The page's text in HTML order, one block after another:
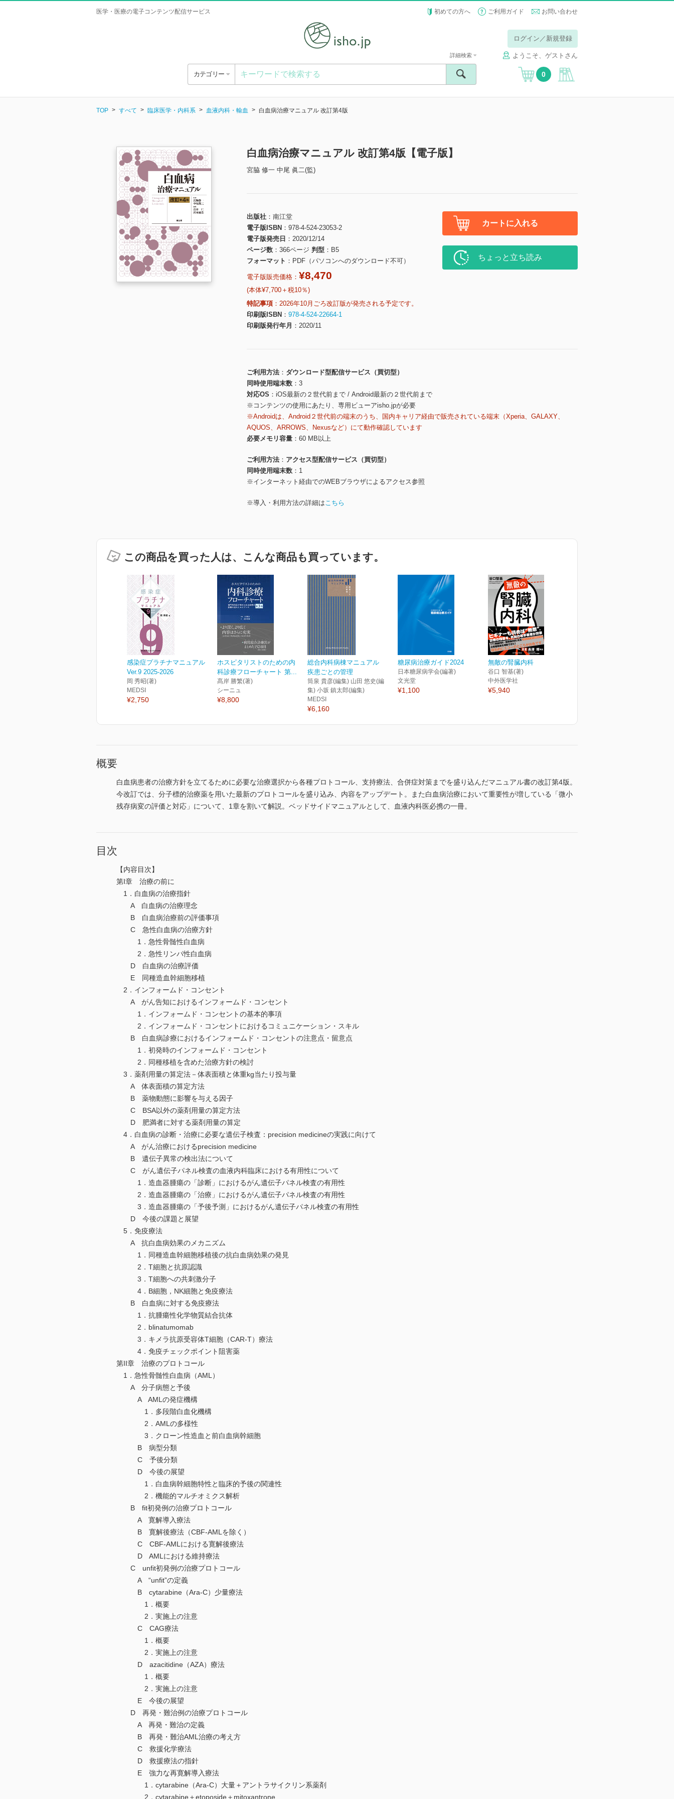
医学・医療の電子コンテンツ配信サービス 初めての方へ ご利用ガイド お問い合わせ
ログイン／新規登録
ようこそ、ゲストさん
カテゴリー
詳細検索
0
TOP すべて 臨床医学・内科系 血液内科・輸血 白血病治療マニュアル 改訂第4版
白血病治療マニュアル 改訂第4版【電子版】
宮脇 修一 中尾 眞二(監)
出版社
南江堂
電子版ISBN
978-4-524-23053-2
電子版発売日
2020/12/14
ページ数
366ページ 判型
B5
フォーマット
PDF（パソコンへのダウンロード不可）
電子版販売価格： ¥8,470
(本体¥7,700＋税10％)
特記事項
2026年10月ごろ改訂版が発売される予定です。
印刷版ISBN
978-4-524-22664-1
印刷版発行年月
2020/11
カートに入れる
ちょっと立ち読み
ご利用方法
ダウンロード型配信サービス（買切型）
同時使用端末数
3
対応OS
iOS最新の２世代前まで / Android最新の２世代前まで
※コンテンツの使用にあたり、専用ビューアisho.jpが必要
※Androidは、Android２世代前の端末のうち、国内キャリア経由で販売されている端末（Xperia、GALAXY、
AQUOS、ARROWS、Nexusなど）にて動作確認しています
必要メモリ容量
60 MB以上
ご利用方法
アクセス型配信サービス（買切型）
同時使用端末数
1
※インターネット経由でのWEBブラウザによるアクセス参照
※導入・利用方法の詳細はこちら
この商品を買った人は、こんな商品も買っています。
感染症プラチナマニュアル
Ver.9 2025-2026
岡 秀昭(著)
MEDSI
¥2,750
ホスピタリストのための内
科診療フローチャート 第...
髙岸 勝繁(著)
シーニュ
¥8,800
総合内科病棟マニュアル
疾患ごとの管理
筒泉 貴彦(編集) 山田 悠史(編
集) 小坂 鎮太郎(編集)
MEDSI
¥6,160
糖尿病治療ガイド2024
日本糖尿病学会(編著)
文光堂
¥1,100
無敵の腎臓内科
谷口 智基(著)
中外医学社
¥5,940
概要
白血病患者の治療方針を立てるために必要な治療選択から各種プロトコール、支持療法、合併症対策までを盛り込んだマニュアル書の改訂第4版。
今改訂では、分子標的治療薬を用いた最新のプロトコールを盛り込み、内容をアップデート。また白血病治療において重要性が増している「微小
残存病変の評価と対応」について、1章を割いて解説。ベッドサイドマニュアルとして、血液内科医必携の一冊。
目次
【内容目次】
第I章 治療の前に
1．白血病の治療指針
A 白血病の治療理念
B 白血病治療前の評価事項
C 急性白血病の治療方針
1．急性骨髄性白血病
2．急性リンパ性白血病
D 白血病の治療評価
E 同種造血幹細胞移植
2．インフォームド・コンセント
A がん告知におけるインフォームド・コンセント
1．インフォームド・コンセントの基本的事項
2．インフォームド・コンセントにおけるコミュニケーション・スキル
B 白血病診療におけるインフォームド・コンセントの注意点・留意点
1．初発時のインフォームド・コンセント
2．同種移植を含めた治療方針の検討
3．薬剤用量の算定法－体表面積と体重kg当たり投与量
A 体表面積の算定方法
B 薬物動態に影響を与える因子
C BSA以外の薬剤用量の算定方法
D 肥満者に対する薬剤用量の算定
4．白血病の診断・治療に必要な遺伝子検査：precision medicineの実践に向けて
A がん治療におけるprecision medicine
B 遺伝子異常の検出法について
C がん遺伝子パネル検査の血液内科臨床における有用性について
1．造血器腫瘍の「診断」におけるがん遺伝子パネル検査の有用性
2．造血器腫瘍の「治療」におけるがん遺伝子パネル検査の有用性
3．造血器腫瘍の「予後予測」におけるがん遺伝子パネル検査の有用性
D 今後の課題と展望
5．免疫療法
A 抗白血病効果のメカニズム
1．同種造血幹細胞移植後の抗白血病効果の発見
2．T細胞と抗原認識
3．T細胞への共刺激分子
4．B細胞，NK細胞と免疫療法
B 白血病に対する免疫療法
1．抗腫瘍性化学物質結合抗体
2．blinatumomab
3．キメラ抗原受容体T細胞（CAR-T）療法
4．免疫チェックポイント阻害薬
第II章 治療のプロトコール
1．急性骨髄性白血病（AML）
A 分子病態と予後
A AMLの発症機構
1．多段階白血化機構
2．AMLの多様性
3．クローン性造血と前白血病幹細胞
B 病型分類
C 予後分類
D 今後の展望
1．白血病幹細胞特性と臨床的予後の関連性
2．機能的マルチオミクス解析
B fit初発例の治療プロトコール
A 寛解導入療法
B 寛解後療法（CBF-AMLを除く）
C CBF-AMLにおける寛解後療法
D AMLにおける維持療法
C unfit初発例の治療プロトコール
A “unfit”の定義
B cytarabine（Ara-C）少量療法
1．概要
2．実施上の注意
C CAG療法
1．概要
2．実施上の注意
D azacitidine（AZA）療法
1．概要
2．実施上の注意
E 今後の展望
D 再発・難治例の治療プロトコール
A 再発・難治の定義
B 再発・難治AML治療の考え方
C 救援化学療法
D 救援療法の指針
E 強力な再寛解導入療法
1．cytarabine（Ara-C）大量＋アントラサイクリン系薬剤
2．cytarabine＋etoposide＋mitoxantrone